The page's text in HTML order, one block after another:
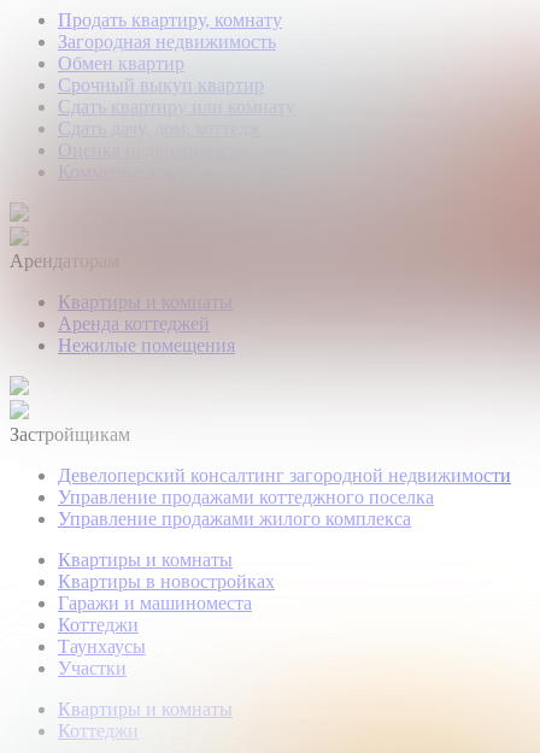
Продать квартиру, комнату
Загородная недвижимость
Обмен квартир
Срочный выкуп квартир
Сдать квартиру или комнату
Сдать дачу, дом, коттедж
Оценка недвижимости
Коммерческая недвижимость
Арендаторам
Квартиры и комнаты
Аренда коттеджей
Нежилые помещения
Застройщикам
Девелоперский консалтинг загородной недвижимости
Управление продажами коттеджного поселка
Управление продажами жилого комплекса
Квартиры и комнаты
Квартиры в новостройках
Гаражи и машиноместа
Коттеджи
Таунхаусы
Участки
Квартиры и комнаты
Коттеджи